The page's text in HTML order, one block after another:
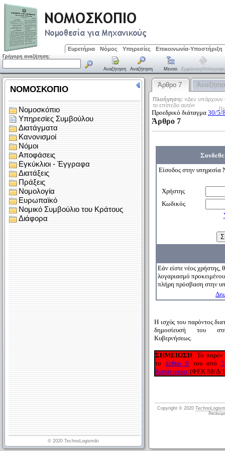
Ευρετήρια Νόμος Υπηρεσίες Επικοινωνία-Υποστήριξη
Γρήγορη αναζήτηση:
Αναζήτηση Αναζήτηση Μενού Εμφάνιση/απόκρυψη
Άρθρο 7